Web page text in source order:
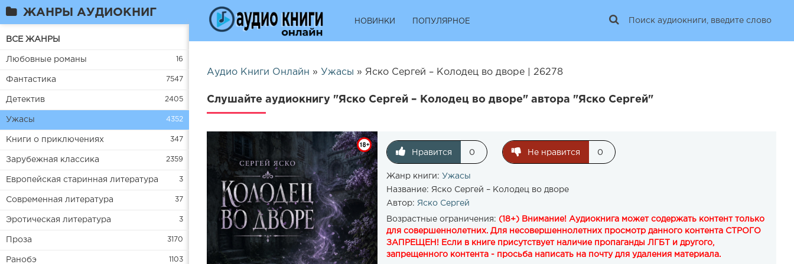
ЖАНРЫ АУДИОКНИГ
ВСЕ ЖАНРЫ
Любовные романы 16
Фантастика 7547
Детектив 2405
Ужасы 4352
Книги о приключениях 347
Зарубежная классика 2359
Европейская старинная литература 3
Современная литература 37
Эротическая литература 3
Проза 3170
Ранобэ 1103
НОВИНКИ ПОПУЛЯРНОЕ
Аудио Книги Онлайн » Ужасы » Яско Сергей – Колодец во дворе | 26278
Слушайте аудиокнигу "Яско Сергей – Колодец во дворе" автора "Яско Сергей"
Нравится 0 Не нравится 0
Жанр книги: Ужасы
Название: Яско Сергей – Колодец во дворе
Автор: Яско Сергей
Возрастные ограничения: (18+) Внимание! Аудиокнига может содержать контент только
для совершеннолетних. Для несовершеннолетних просмотр данного контента СТРОГО
ЗАПРЕЩЕН! Если в книге присутствует наличие пропаганды ЛГБТ и другого,
запрещенного контента - просьба написать на почту для удаления материала.